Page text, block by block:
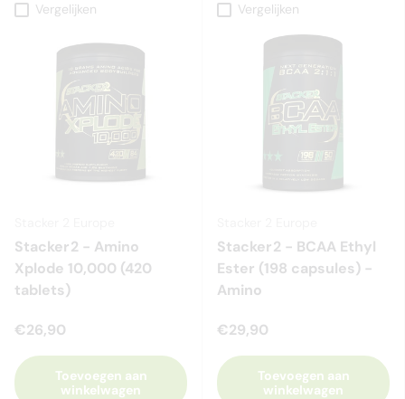
Vergelijken
Stacker2 - Amino
Xplode 10,000 (420
tablets)
€26,90
Toevoegen aan
winkelwagen
Vergelijken
Stacker2 - BCAA Ethyl
Ester (198 capsules) -
Amino
€29,90
Toevoegen aan
winkelwagen